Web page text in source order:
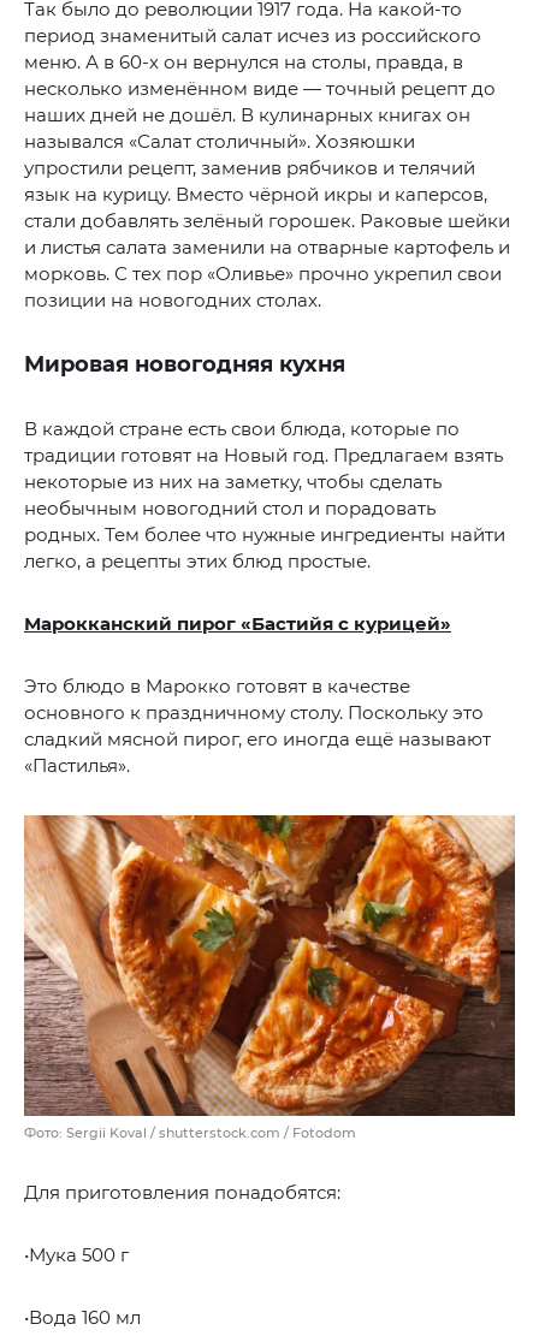
Так было до революции 1917 года. На какой-то
период знаменитый салат исчез из российского
меню. А в 60-х он вернулся на столы, правда, в
несколько изменённом виде — точный рецепт до
наших дней не дошёл. В кулинарных книгах он
назывался «Салат столичный». Хозяюшки
упростили рецепт, заменив рябчиков и телячий
язык на курицу. Вместо чёрной икры и каперсов,
стали добавлять зелёный горошек. Раковые шейки
и листья салата заменили на отварные картофель и
морковь. С тех пор «Оливье» прочно укрепил свои
позиции на новогодних столах.
Мировая новогодняя кухня
В каждой стране есть свои блюда, которые по
традиции готовят на Новый год. Предлагаем взять
некоторые из них на заметку, чтобы сделать
необычным новогодний стол и порадовать
родных. Тем более что нужные ингредиенты найти
легко, а рецепты этих блюд простые.
Марокканский пирог «Бастийя с курицей»
Это блюдо в Марокко готовят в качестве
основного к праздничному столу. Поскольку это
сладкий мясной пирог, его иногда ещё называют
«Пастилья».
Фото: Sergii Koval / shutterstock.com / Fotodom
Для приготовления понадобятся:
•Мука 500 г
•Вода 160 мл